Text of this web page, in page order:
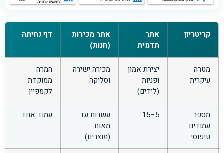
קריטריון
אתר
תדמית
אתר מכירות
(חנות)
דף נחיתה
מטרה
עיקרית
יצירת אמון
ופניות
(לידים)
מכירה ישירה
וסליקה
המרה
ממוקדת
לקמפיין
מספר
עמודים
טיפוסי
5–15
עשרות עד
מאות
(מוצרים)
עמוד אחד